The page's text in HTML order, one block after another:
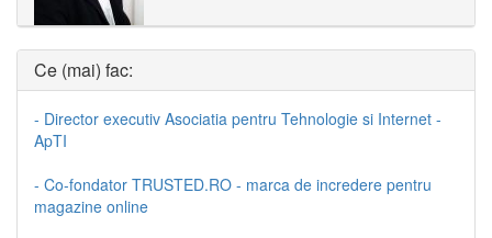
Ce (mai) fac:
- Director executiv Asociatia pentru Tehnologie si Internet -
ApTI
- Co-fondator TRUSTED.RO - marca de incredere pentru
magazine online